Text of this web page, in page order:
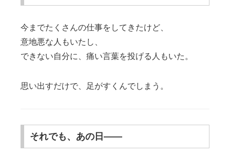
今までたくさんの仕事をしてきたけど、
意地悪な人もいたし、
できない自分に、痛い言葉を投げる人もいた。
思い出すだけで、足がすくんでしまう。
それでも、あの日――